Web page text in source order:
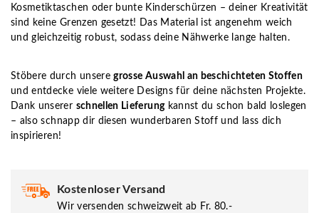
Kosmetiktaschen oder bunte Kinderschürzen – deiner Kreativität
sind keine Grenzen gesetzt! Das Material ist angenehm weich
und gleichzeitig robust, sodass deine Nähwerke lange halten.
Stöbere durch unseregrosse Auswahl an beschichteten Stoffen
und entdecke viele weitere Designs für deine nächsten Projekte.
Dank unserer schnellen Lieferungkannst du schon bald loslegen
– also schnapp dir diesen wunderbaren Stoff und lass dich
inspirieren!
Kostenloser Versand
Wir versenden schweizweit ab Fr. 80.-